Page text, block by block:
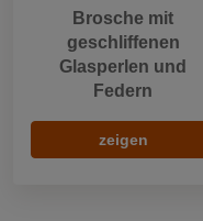
Brosche mit
geschliffenen
Glasperlen und
Federn
zeigen